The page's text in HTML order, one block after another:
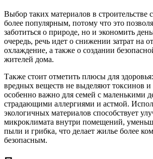
Выбор таких материалов в строительстве
более популярным, потому что это
заботиться о природе, но и экономить
очередь, речь идет о снижении затрат на
охлаждение, а также о создании
жителей дома.
Также стоит отметить плюсы для
вредных веществ не выделяют токсинов и
особенно важно для семей с маленькими
страдающими аллергиями и астмой.
экологичных материалов способствует
микроклимата внутри помещений,
пыли и грибка, что делает жилье более
безопасным.